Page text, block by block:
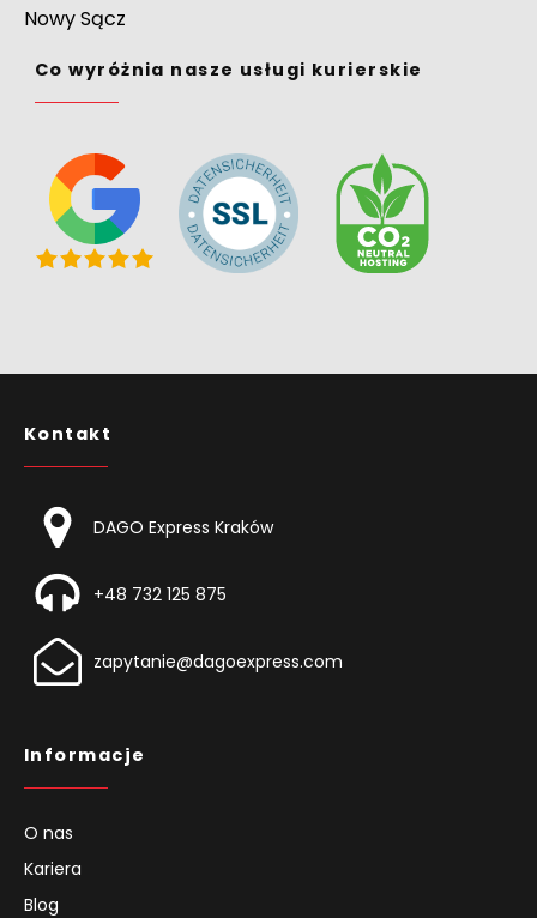
Nowy Sącz
Co wyróżnia nasze usługi kurierskie
Kontakt
DAGO Express Kraków
+48 732 125 875
zapytanie@dagoexpress.com
Informacje
O nas
Kariera
Blog